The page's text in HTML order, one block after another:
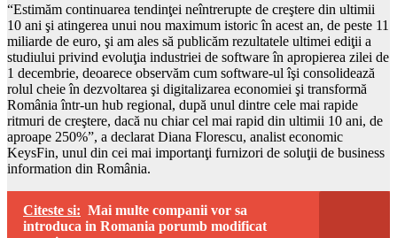
“Estimăm continuarea tendinţei neîntrerupte de creştere din ultimii
10 ani şi atingerea unui nou maximum istoric în acest an, de peste 11
miliarde de euro, şi am ales să publicăm rezultatele ultimei ediţii a
studiului privind evoluţia industriei de software în apropierea zilei de
1 decembrie, deoarece observăm cum software-ul îşi consolidează
rolul cheie în dezvoltarea şi digitalizarea economiei şi transformă
România într-un hub regional, după unul dintre cele mai rapide
ritmuri de creştere, dacă nu chiar cel mai rapid din ultimii 10 ani, de
aproape 250%”, a declarat Diana Florescu, analist economic
KeysFin, unul din cei mai importanţi furnizori de soluţii de business
information din România.
Citeste si: Mai multe companii vor sa
introduca in Romania porumb modificat